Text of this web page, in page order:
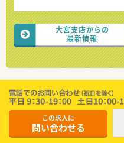
大宮支店からの
最新情報
この求人に
問い合わせる